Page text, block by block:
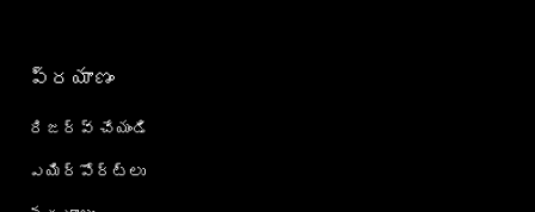
ప్రయాణం
రిజర్వ్ చేయండి
ఎయిర్؜పోర్ట్؜లు